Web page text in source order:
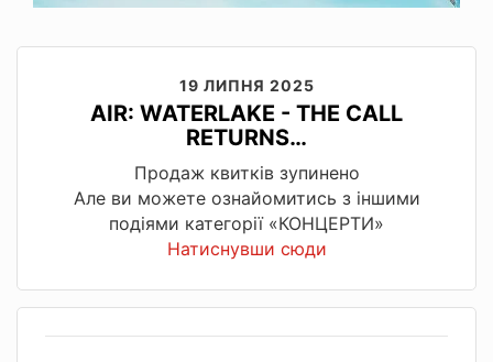
19 ЛИПНЯ 2025
AIR: WATERLAKE - THE CALL
RETURNS…
Продаж квитків зупинено
Але ви можете ознайомитись з іншими
подіями категорії «КОНЦЕРТИ»
Натиснувши сюди